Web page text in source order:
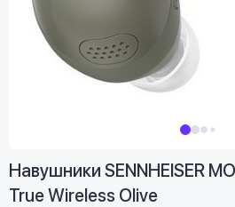
Навушники SENNHEISER
True Wireless Olive